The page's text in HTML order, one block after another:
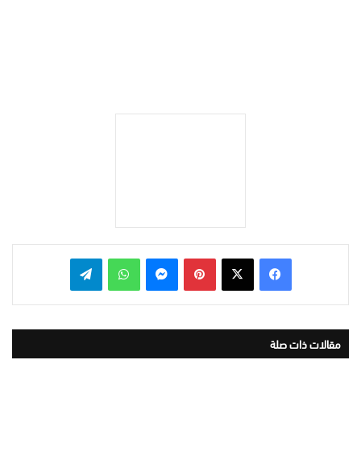
بينتيريست واتساب
مقالات ذات صلة